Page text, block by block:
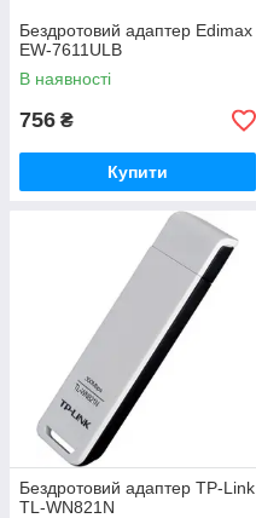
Бездротовий адаптер Edimax
EW-7611ULB
В наявності
756 ₴
Купити
Бездротовий адаптер TP-Link
TL-WN821N